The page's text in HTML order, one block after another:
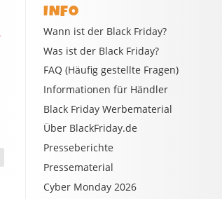
INFO
Wann ist der Black Friday?
Was ist der Black Friday?
FAQ (Häufig gestellte Fragen)
Informationen für Händler
Black Friday Werbematerial
Über BlackFriday.de
Presseberichte
Pressematerial
Cyber Monday 2026